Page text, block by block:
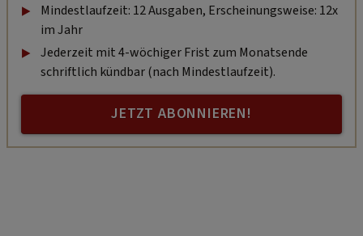
Mindestlaufzeit: 12 Ausgaben, Erscheinungsweise: 12x
im Jahr
Jederzeit mit 4-wöchiger Frist zum Monatsende
schriftlich kündbar (nach Mindestlaufzeit).
JETZT ABONNIEREN!